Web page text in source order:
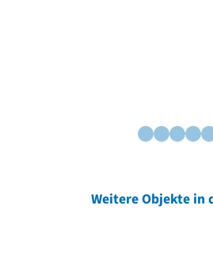
Weitere Objekte in